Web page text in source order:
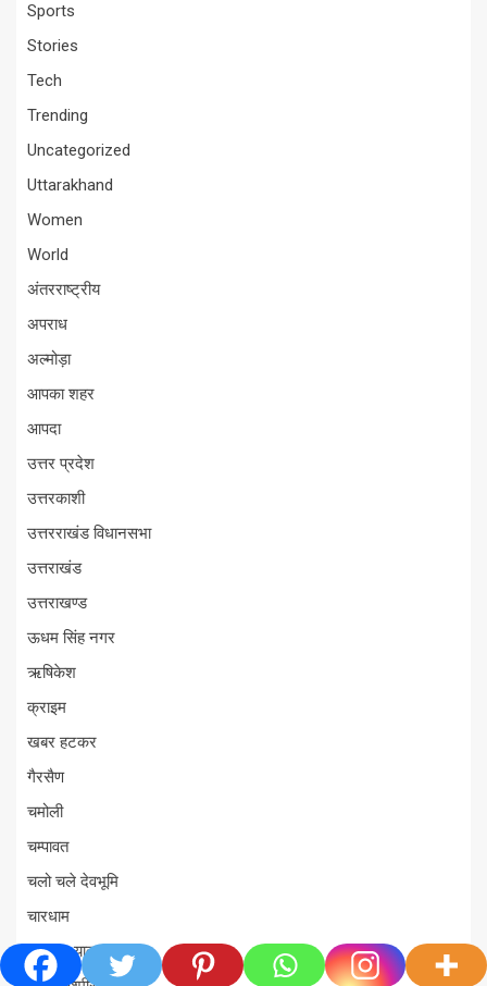
Sports
Stories
Tech
Trending
Uncategorized
Uttarakhand
Women
World
अंतरराष्ट्रीय
अपराध
अल्मोड़ा
आपका शहर
आपदा
उत्तर प्रदेश
उत्तरकाशी
उत्तरराखंड विधानसभा
उत्तराखंड
उत्तराखण्ड
ऊधम सिंह नगर
ऋषिकेश
क्राइम
खबर हटकर
गैरसैण
चमोली
चम्पावत
चलो चले देवभूमि
चारधाम
चारधाम यात्रा